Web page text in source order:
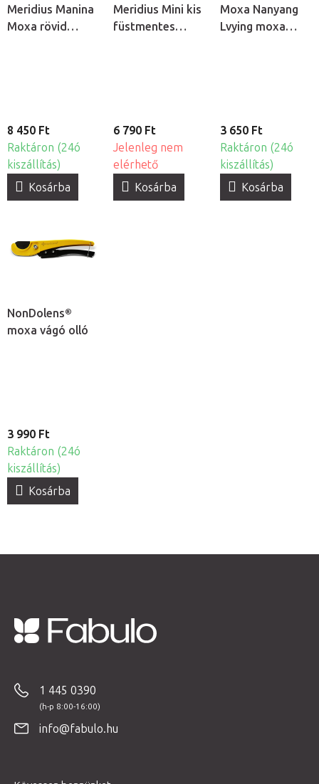
Meridius Manina
Moxa rövid
8 450 Ft
Raktáron (24ó
kiszállítás)
Kosárba
Meridius Mini kis
füstmentes
6 790 Ft
Jelenleg nem
elérhető
Kosárba
Moxa Nanyang
Lvying moxa
3 650 Ft
Raktáron (24ó
kiszállítás)
Kosárba
NonDolens®
moxa vágó olló
3 990 Ft
Raktáron (24ó
kiszállítás)
Kosárba
1 445 0390
info@fabulo.hu